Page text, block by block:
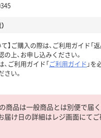
】ご購入の際は、ご利用ガイド「
の上、お申し込みください。
、ご利用ガイド「ご利用ガイド 」
さい。
商品は一般商品とは別便で届
届け日の詳細はレジ画面にて